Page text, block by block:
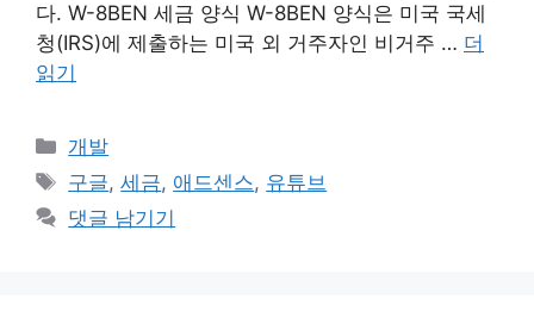
다. W-8BEN 세금 양식 W-8BEN 양식은 미국 국세
청(IRS)에 제출하는 미국 외 거주자인 비거주 … 더
읽기
카
테
리
개발
태
그
구글,세금, 애드센스, 유튜브
댓글 남기기